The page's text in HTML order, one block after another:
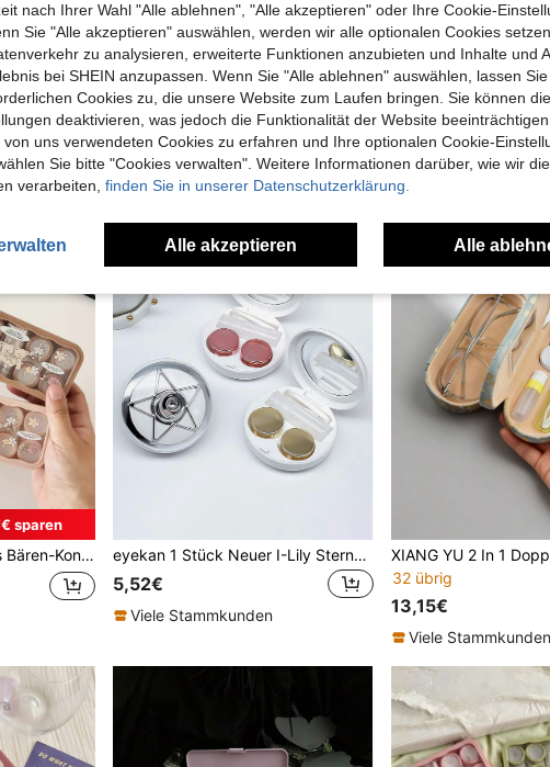
XIANG YU 1/5 Stücke tragbares Kontaktlinsen Stift Werkzeug Set, Kontaktlinsen Entferner und Einsetzwerkzeug (Einsetzer/Entferner+Pinzette mit weicher Spitze), Bonbonfarben Schule
XIANG YU 1 Stück Vintage Schmetterling transparente handbemalte Schmetterling Kontaktlinsenbehälter mit Spiegel, hält bis zu 6 Paar inklusive rosa und farbige Kontaktlinsen
15 übrig
5,72€
Viele Stammkunden
8 übrig
5,34€
Viele Stammkunden
sparen
Aufbewahrungs-Set für Reisen und Zuhause. Rosa Schule eyekan 1 Stück Neuer I-Lily Sternenhimmel Kontaktlinsen Begleiter Box - Fünfzackiger Stern Schönheits Kontaktlinsen Pflegebox mit Spiegel und Entnahmewerkzeug - Tragbare auslaufsichere Kontaktlinsen Box Set zum Einweichen und Aufbewahren von Kontaktlinsen für Reisen und Zuhause Verwendung Halloween Make-up
5,52€
Viele Stammkunden
32 übrig
13,15€
Viele Stammkunden
nach Ihrer Wahl "Alle ablehnen", "Alle akzeptieren" oder Ihre Cookie-
Sie "Alle akzeptieren" auswählen, werden wir alle optionalen Cookies
zu analysieren, erweiterte Funktionen anzubieten und Inhalte und
bei SHEIN anzupassen. Wenn Sie "Alle ablehnen" auswählen, lassen
Cookies zu, die unsere Website zum Laufen bringen. Sie können
deaktivieren, was jedoch die Funktionalität der Website
uns verwendeten Cookies zu erfahren und Ihre optionalen Cookie-
Sie bitte "Cookies verwalten". Weitere Informationen darüber, wie wir
verarbeiten, finden Sie in unserer Datenschutzerklärung.
Alle akzeptieren Alle